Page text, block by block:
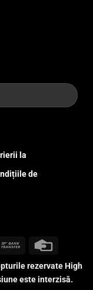
la
de
Bank
rezervate High
este interzisă.